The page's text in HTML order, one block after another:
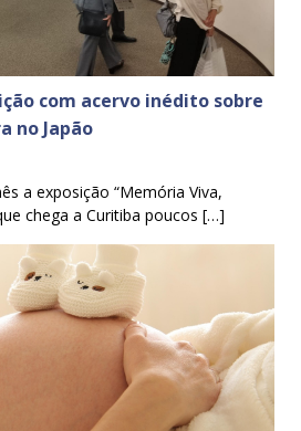
com acervo inédito sobre
no Japão
a exposição “Memória Viva,
chega a Curitiba poucos […]